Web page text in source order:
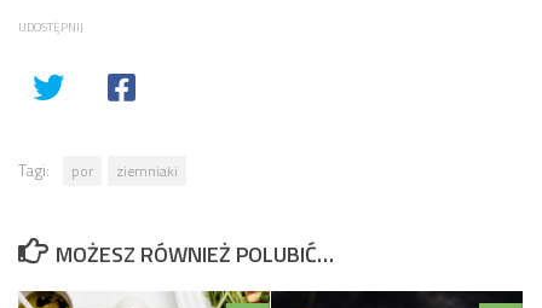
UDOSTĘPNIJ
Tagi: por ziemniaki
MOŻESZ RÓWNIEŻ POLUBIĆ…